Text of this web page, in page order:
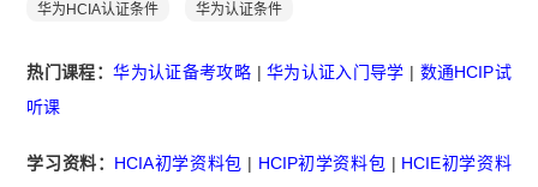
华为HCIA认证条件 华为认证条件
热门课程：华为认证备考攻略 | 华为认证入门导学 | 数通HCIP试
听课
学习资料： HCIA初学资料包 | HCIP初学资料包 | HCIE初学资料